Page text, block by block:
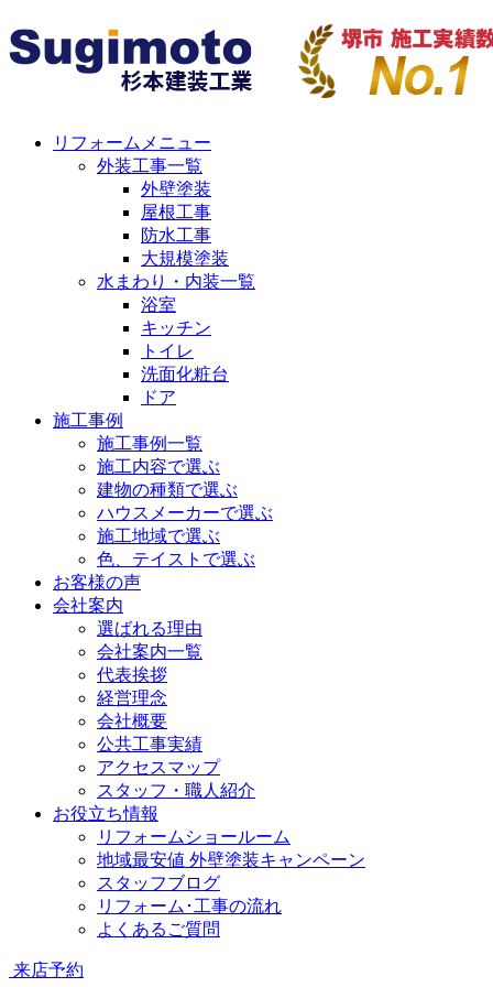
リフォームメニュー
外装工事一覧
外壁塗装
屋根工事
防水工事
大規模塗装
水まわり・内装一覧
浴室
キッチン
トイレ
洗面化粧台
ドア
施工事例
施工事例一覧
施工内容で選ぶ
建物の種類で選ぶ
ハウスメーカーで選ぶ
施工地域で選ぶ
色、テイストで選ぶ
お客様の声
会社案内
選ばれる理由
会社案内一覧
代表挨拶
経営理念
会社概要
公共工事実績
アクセスマップ
スタッフ・職人紹介
お役立ち情報
リフォームショールーム
地域最安値 外壁塗装キャンペーン
スタッフブログ
リフォーム･工事の流れ
よくあるご質問
来店予約